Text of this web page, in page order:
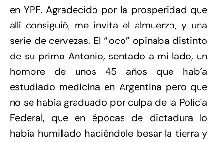
en YPF. Agradecido por la prosperidad que
allí consiguió, me invita el almuerzo, y una
serie de cervezas. El “loco” opinaba distinto
de su primo Antonio, sentado a mi lado, un
hombre de unos 45 años que había
estudiado medicina en Argentina pero que
no se había graduado por culpa de la Policía
Federal, que en épocas de dictadura lo
había humillado haciéndole besar la tierra y